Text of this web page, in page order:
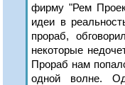
фирму "Рем
идеи в
прораб,
некоторые
Прораб нам
одной волне.